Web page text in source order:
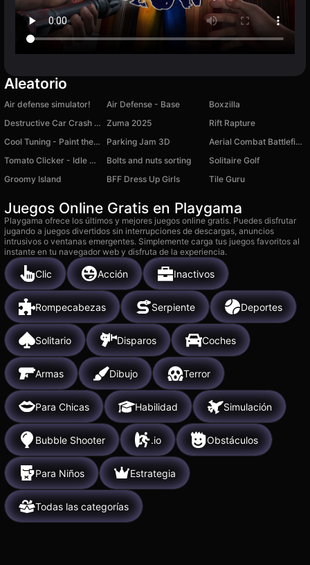
Aleatorio
Air defense simulator! Air Defense - Base
Boxzilla
Destructive Car Crash Simulator Zuma 2025
Rift Rapture
Cool Tuning - Paint the Car
Parking Jam 3D
Aerial Combat Battlefield
Tomato Clicker - Idle Simulator
Bolts and nuts sorting
Solitaire Golf
Groomy Island
BFF Dress Up Girls Tile Guru
Juegos Online Gratis en Playgama
Playgama ofrece los últimos y mejores juegos online gratis. Puedes disfrutar
jugando a juegos divertidos sin interrupciones de descargas, anuncios
intrusivos o ventanas emergentes. Simplemente carga tus juegos favoritos al
instante en tu navegador web y disfruta de la experiencia.
Clic Acción Inactivos
Rompecabezas Serpiente Deportes
Solitario Disparos Coches
Armas Dibujo Terror
Para Chicas Habilidad Simulación
Bubble Shooter .io Obstáculos
Para Niños Estrategia
Todas las categorías